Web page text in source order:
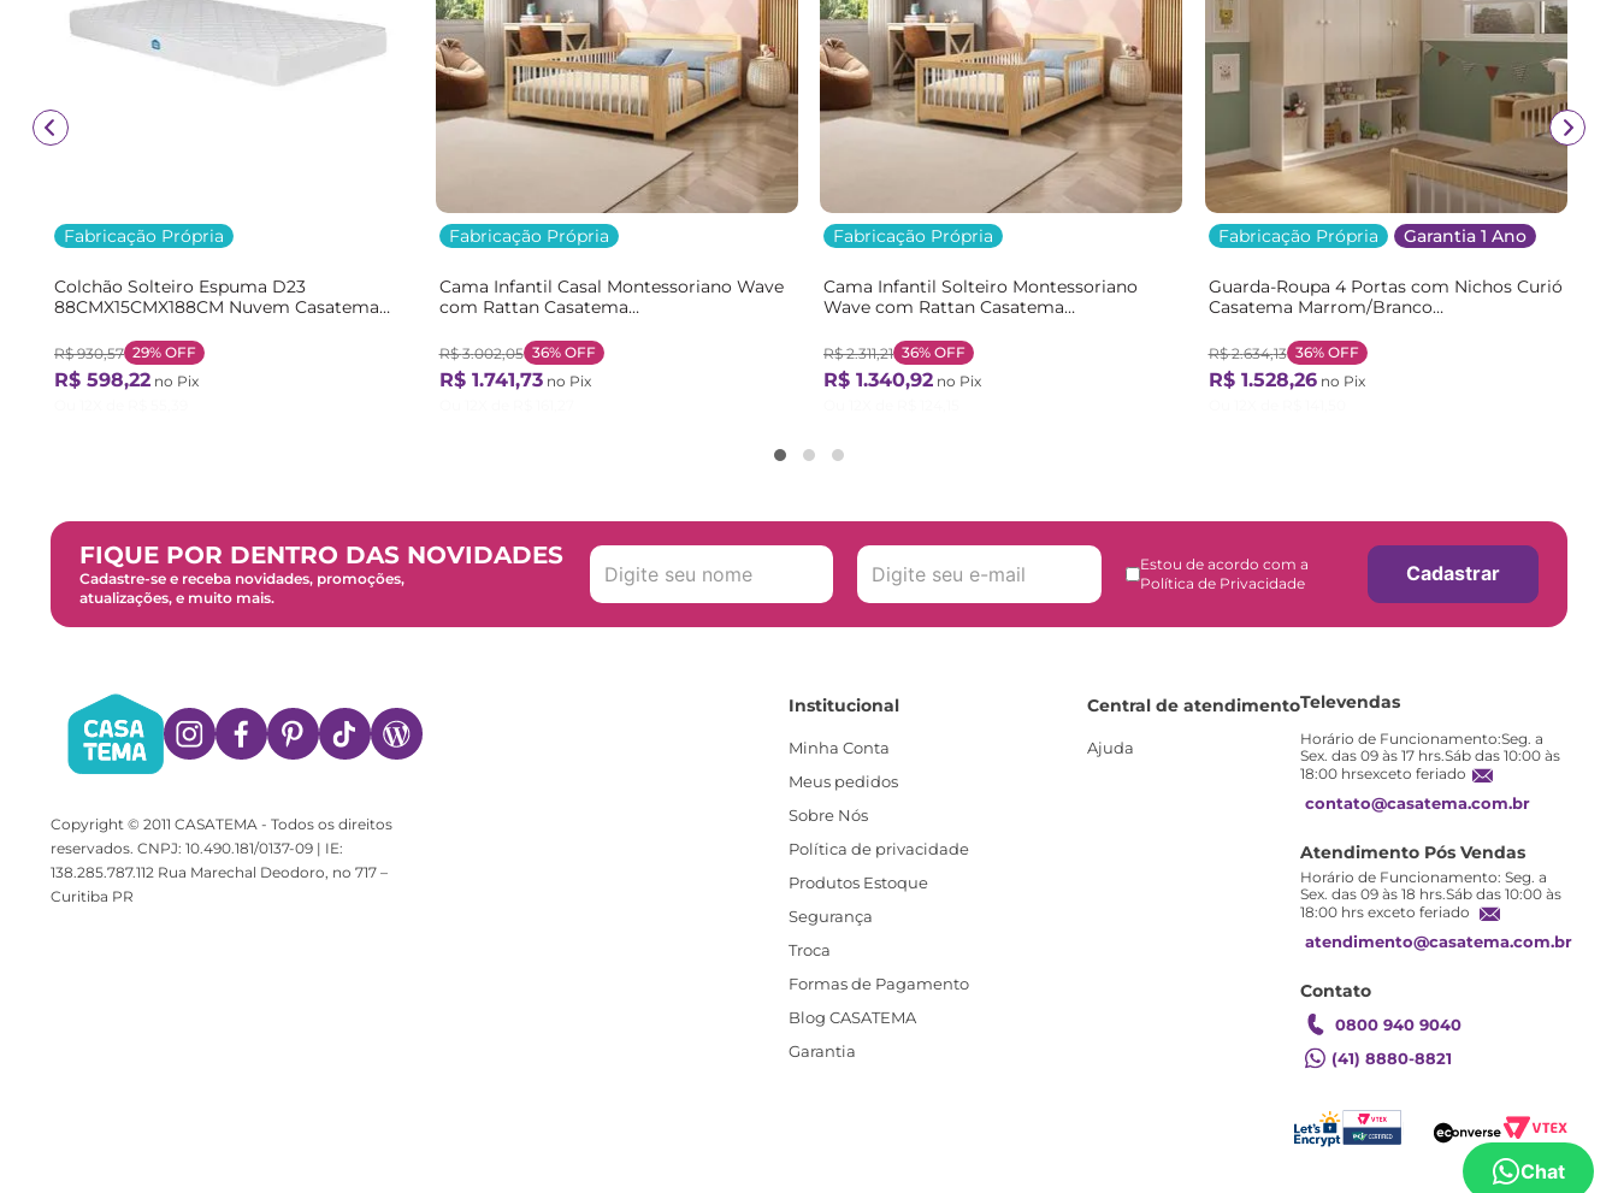
Chat
Fabricação Própria
Colchão Solteiro Espuma D23
88CMX15CMX188CM Nuvem Casatema
R$ 930,57 29% OFF
R$ 598,22 no Pix
Fabricação Própria
Cama Infantil Casal Montessoriano Wave
com Rattan Casatema
R$ 3.002,05 36%OFF
R$ 1.741,73no Pix
Fabricação Própria
Cama Infantil Solteiro Montessoriano
Wave com Rattan Casatema
R$ 2.311,21 36% OFF
R$ 1.340,92 no Pix
Fabricação Própria Garantia 1 Ano
Guarda-Roupa 4 Portas com Nichos Curió
Casatema Marrom/Branco
R$ 2.634,13 36%OFF
R$ 1.528,26no Pix
FIQUE POR DENTRO DAS NOVIDADES
Cadastre-se e receba novidades, promoções,
atualizações, e muito mais.
Estou de acordo com a
Política de Privacidade
Cadastrar
Copyright © 2011 CASATEMA - Todos os direitos
reservados. CNPJ: 10.490.181/0137-09 | IE:
138.285.787.112 Rua Marechal Deodoro, no 717 –
Curitiba PR
Institucional
Minha Conta
Meus pedidos
Sobre Nós
Política de privacidade
Produtos Estoque
Segurança
Troca
Formas de Pagamento
Blog CASATEMA
Garantia
Central de atendimento
Ajuda
Televendas
Horário de Funcionamento:Seg. a
Sex. das 09 às 17 hrs.Sáb das 10:00 às
18:00 hrsexceto feriado
contato@casatema.com.br
Atendimento Pós Vendas
Horário de Funcionamento: Seg. a
Sex. das 09 às 18 hrs.Sáb das 10:00 às
18:00 hrs exceto feriado
atendimento@casatema.com.br
Contato
0800 940 9040
(41) 8880-8821